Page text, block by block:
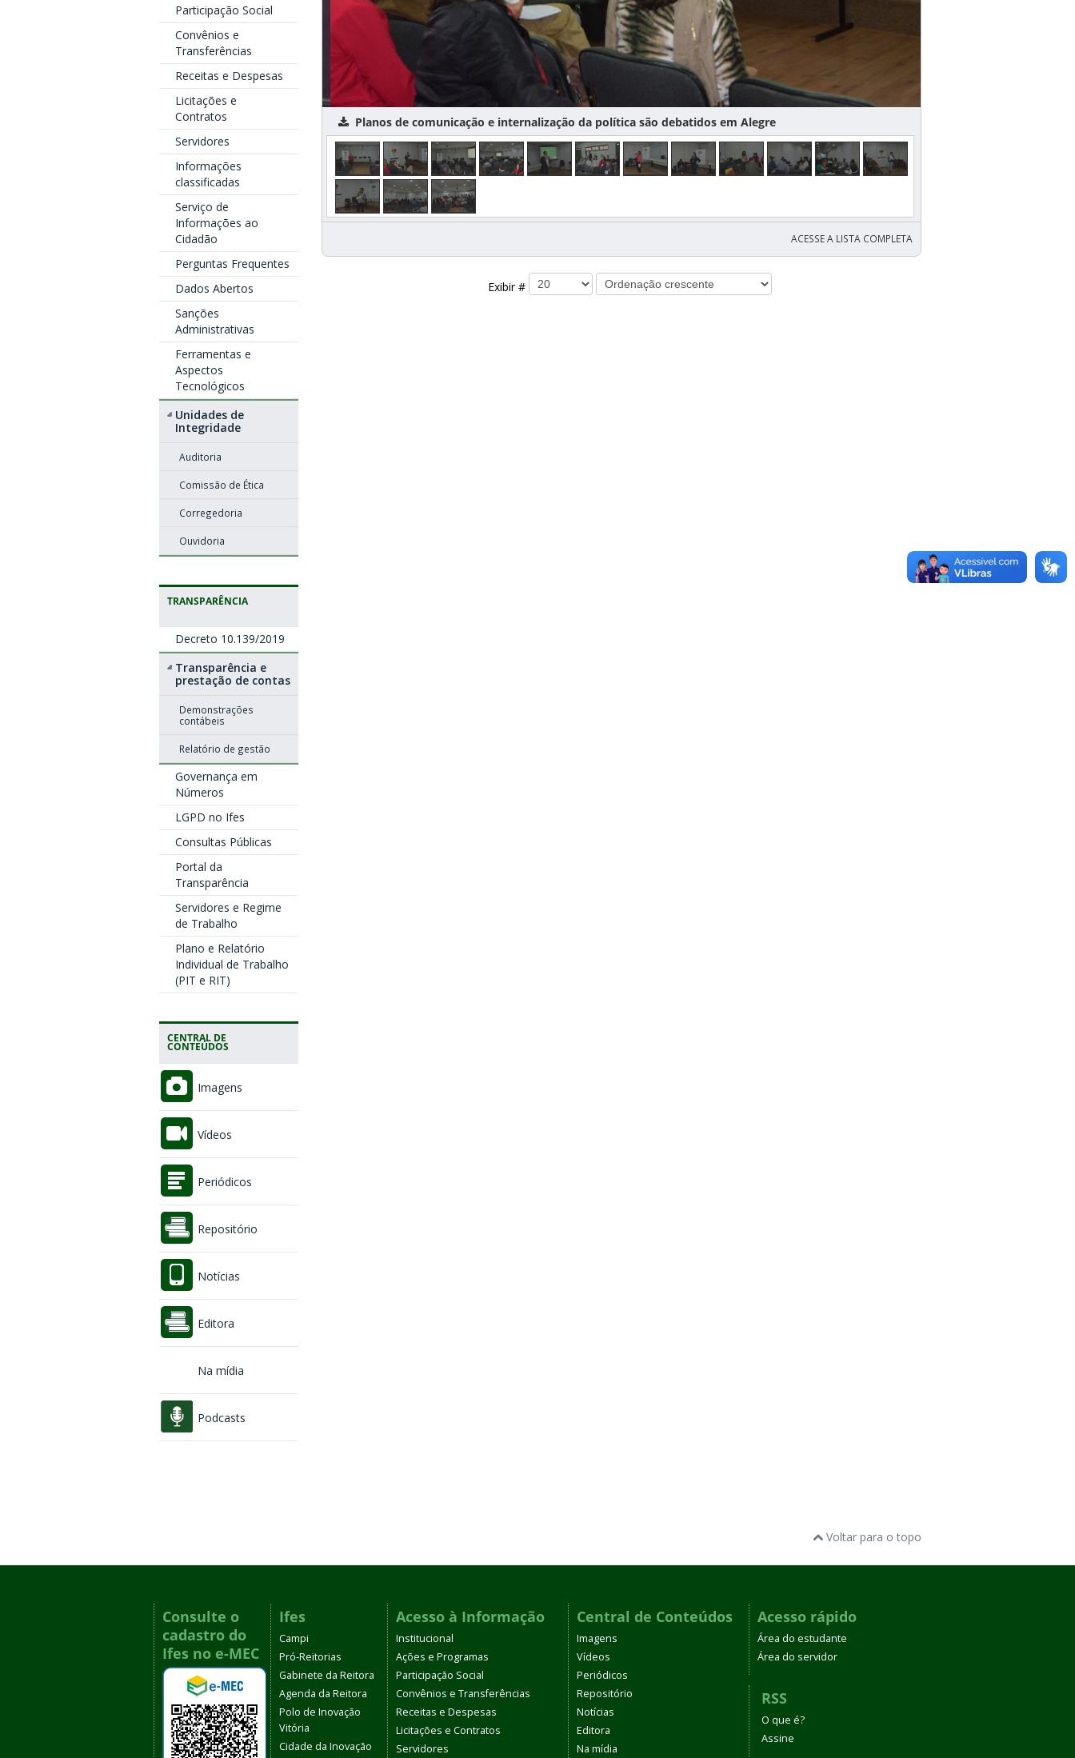
Participação Social
Convênios e
Transferências
Receitas e Despesas
Licitações e
Contratos
Servidores
Informações
classificadas
Serviço de
Informações ao
Cidadão
Perguntas Frequentes
Dados Abertos
Sanções
Administrativas
Ferramentas e
Aspectos
Tecnológicos
Unidades de
Integridade
Auditoria
Comissão de Ética
Corregedoria
Ouvidoria
TRANSPARÊNCIA
Decreto 10.139/2019
Transparência e
prestação de contas
Demonstrações
contábeis
Relatório de gestão
Governança em
Números
LGPD no Ifes
Consultas Públicas
Portal da
Transparência
Servidores e Regime
de Trabalho
Plano e Relatório
Individual de Trabalho
(PIT e RIT)
CENTRAL DE
CONTEÚDOS
Imagens
Vídeos
Periódicos
Repositório
Notícias
Editora
Na mídia
Podcasts
Planos de comunicação e internalização da política são debatidos em Alegre
ACESSE A LISTA COMPLETA
Exibir #
Voltar para o topo
Consulte o
cadastro do
Ifes no e-MEC
Ifes
Campi
Pró-Reitorias
Gabinete da Reitora
Agenda da Reitora
Polo de Inovação
Vitória
Cidade da Inovação
Acesso à Informação
Institucional
Ações e Programas
Participação Social
Convênios e Transferências
Receitas e Despesas
Licitações e Contratos
Servidores
Central de Conteúdos
Imagens
Vídeos
Periódicos
Repositório
Notícias
Editora
Na mídia
Acesso rápido
Área do estudante
Área do servidor
RSS
O que é?
Assine